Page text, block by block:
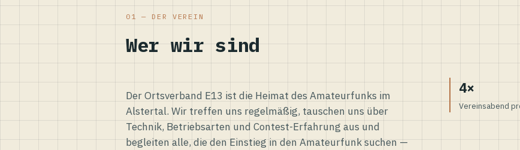
01 — DER VEREIN
Wer wir sind
Der Ortsverband E13 ist die Heimat des Amateurfunks im
Alstertal. Wir treffen uns regelmäßig, tauschen uns über
Technik, Betriebsarten und Contest-Erfahrung aus und
begleiten alle, die den Einstieg in den Amateurfunk suchen —
4×
Vereinsabend